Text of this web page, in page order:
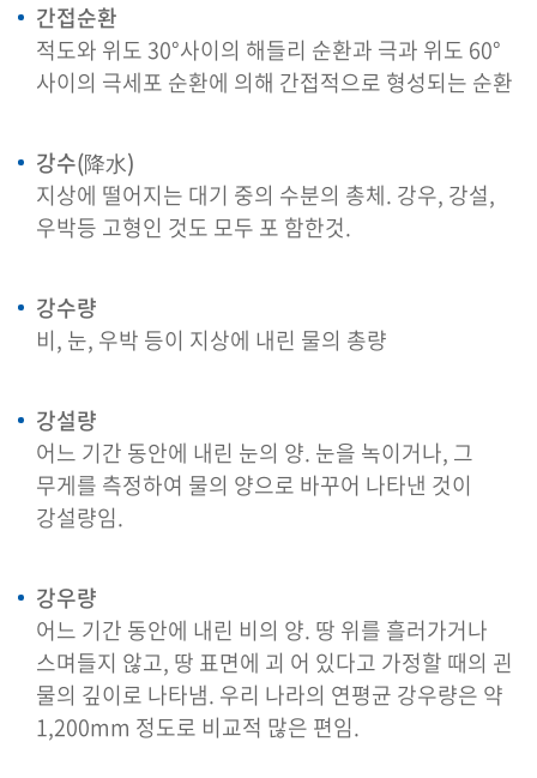
간접순환
적도와 위도 30°사이의 해들리 순환과 극과 위도 60°
사이의 극세포 순환에 의해 간접적으로 형성되는 순환
강수(降水)
지상에 떨어지는 대기 중의 수분의 총체. 강우, 강설,
우박등 고형인 것도 모두 포 함한것.
강수량
비, 눈, 우박 등이 지상에 내린 물의 총량
강설량
어느 기간 동안에 내린 눈의 양. 눈을 녹이거나, 그
무게를 측정하여 물의 양으로 바꾸어 나타낸 것이
강설량임.
강우량
어느 기간 동안에 내린 비의 양. 땅 위를 흘러가거나
스며들지 않고, 땅 표면에 괴 어 있다고 가정할 때의 괸
물의 깊이로 나타냄. 우리 나라의 연평균 강우량은 약
1,200mm 정도로 비교적 많은 편임.